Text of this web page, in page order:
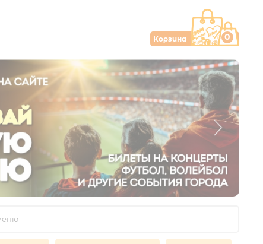
0
Корзина